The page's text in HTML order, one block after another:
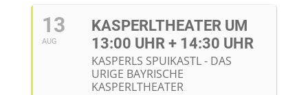
13
AUG
KASPERLTHEATER UM
13:00 UHR + 14:30 UHR
KASPERLS SPUIKASTL - DAS
URIGE BAYRISCHE
KASPERLTHEATER